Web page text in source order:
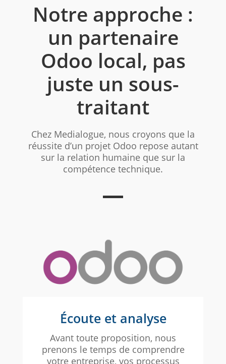
Notre approche :
un partenaire
Odoo local, pas
juste un sous-
traitant
Chez Medialogue, nous croyons que la
réussite d’un projet Odoo repose autant
sur la relation humaine que sur la
compétence technique.
Écoute et analyse
Avant toute proposition, nous
prenons le temps de comprendre
votre entreprise, vos processus